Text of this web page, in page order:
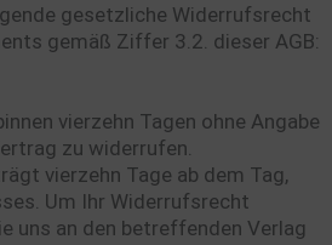
gesetzliche Widerrufsrecht
gemäß Ziffer 3.2. dieser AGB:
vierzehn Tagen ohne Angabe
zu widerrufen.
vierzehn Tage ab dem Tag,
Um Ihr Widerrufsrecht
uns an den betreffenden Verlag